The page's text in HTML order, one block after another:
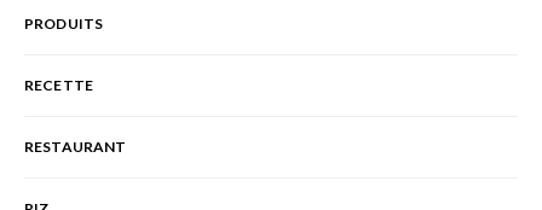
PRODUITS
RECETTE
RESTAURANT